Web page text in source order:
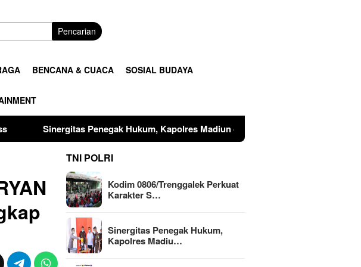
Pencarian
BENCANA & CUACA SOSIAL BUDAYA
Hukum, Kapolres Madiun dan Kajari Musnahkan Barang Bukti Perkara Pidana
TNI POLRI
Kodim 0806/Trenggalek Perkuat
Karakter S…
Sinergitas Penegak Hukum,
Kapolres Madiu…